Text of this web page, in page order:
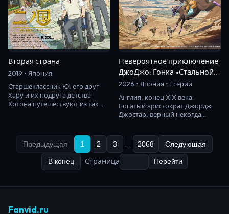
Вторая страна
2019 • Япония
Старшеклассник Ю, его друг
Хару и их подруга детства
Котона путешествуют из так
Невероятное приключение
ДжоДжо: Гонка «Стальной
шар»
2026 • Япония • 1 серий
Англия, конец XIX века.
Богатый аристократ Джордж
Джостар, верный некогда
Предыдущая
1 2 3 … 2068 Следующая
В конец Страница Перейти
Fanvid.ru